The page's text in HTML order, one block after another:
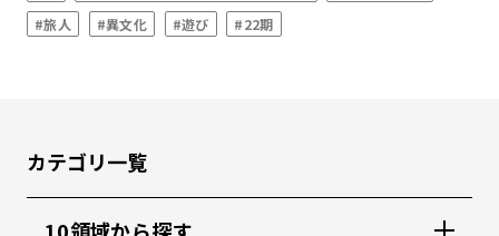
#旅人
#異文化 #遊び #22期
カテゴリ一覧